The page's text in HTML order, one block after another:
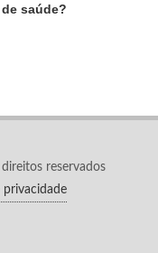
saúde?
reservados
privacidade